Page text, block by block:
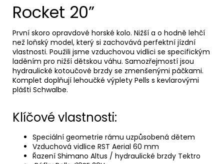
Rocket 20”
První skoro opravdové horské kolo. Nižší a o hodně lehčí
než loňský model, který si zachovává perfektní jízdní
vlastnosti. Použili jsme vzduchovou vidlici se specifickým
laděním pro nižší dětskou váhu. Samozřejmostí jsou
hydraulické kotoučové brzdy se zmenšenými páčkami.
Komplet doplňují lehoučké výplety Pells s kevlarovými
plášti Schwalbe.
Klíčové vlastnosti:
Speciální geometrie rámu uzpůsobená dětem
Vzduchová vidlice RST Aerial 60 mm
Řazení Shimano Altus / hydraulické brzdy Tektro